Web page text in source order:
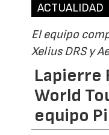
ACTUALIDAD
El equipo
Xelius DRS y
Lapierre
World
equipo